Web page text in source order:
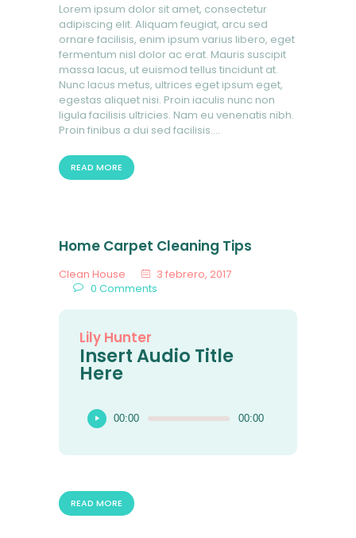
Lorem ipsum dolor sit amet, consectetur
adipiscing elit. Aliquam feugiat, arcu sed
ornare facilisis, enim ipsum varius libero, eget
fermentum nisl dolor ac erat. Mauris suscipit
massa lacus, ut euismod tellus tincidunt at.
Nunc lacus metus, ultrices eget ipsum eget,
egestas aliquet nisi. Proin iaculis nunc non
ligula facilisis ultricies. Nam eu venenatis nibh.
Proin finibus a dui sed facilisis.…
READ MORE
Home Carpet Cleaning Tips
Clean House
3 febrero, 2017
0 Comments
Lily Hunter
Insert Audio Title
Here
Reproductor
de
00:00 00:00
READ MORE